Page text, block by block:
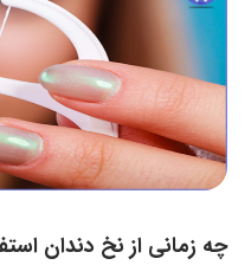
چه زمانی از نخ دندان